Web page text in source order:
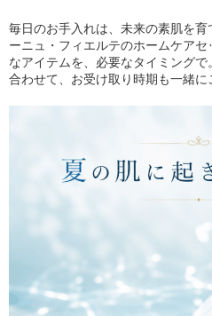
毎日のお手入れは、未来の素肌を
ーニュ・フィエルテのホームケア
なアイテムを、必要なタイミング
合わせて、お受け取り時期も一緒